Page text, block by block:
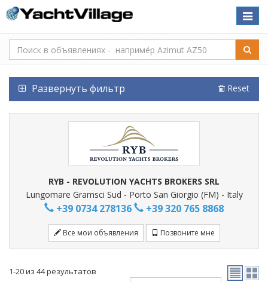
Toggle
Развернуть фильтр Reset
RYB - REVOLUTION YACHTS BROKERS SRL
Lungomare Gramsci Sud - Porto San Giorgio (FM) - Italy
+39 0734 278136 +39 320 765 8868
Все мои объявления Позвоните мне
1-20 из 44 результатов